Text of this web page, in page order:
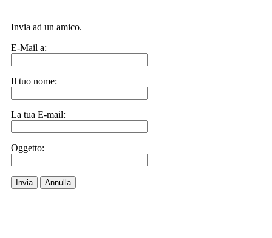
Invia ad un amico.
E-Mail a:
Il tuo nome:
La tua E-mail:
Oggetto:
Invia Annulla